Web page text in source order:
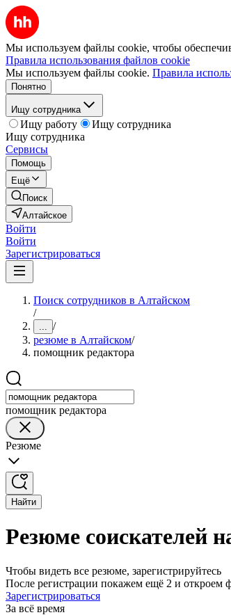
Мы используем файлы cookie, чтобы
Правила использования файлов cookie
Мы используем файлы cookie. Правила
Понятно
Ищу сотрудника
Ищу работу
Ищу сотрудника
Ищу сотрудника
Сервисы
Помощь
Ещё
Поиск
Алтайское
Войти
Войти
Зарегистрироваться
Поиск сотрудников в Алтайском
/
... /
резюме в Алтайском/
помощник редактора
помощник редактора
Резюме
Найти
Резюме соискателей
Чтобы видеть все резюме, зарегистрируйтесь
После регистрации покажем ещё 2 и откроем
Зарегистрироваться
За всё время